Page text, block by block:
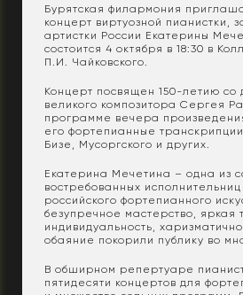
Бурятская филармония
концерт виртуозной пианистки,
артистки России Екатерины
состоится 4 октября в 18:30 в
П.И. Чайковского.
Концерт посвящен 150-летию со
великого композитора Сергея
программе вечера
его фортепианные
Бизе, Мусоргского и других.
Екатерина Мечетина – одна из
востребованных
российского фортепианного
безупречное мастерство, яркая
индивидуальность,
обаяние покорили публику во
В обширном репертуаре
пятидесяти концертов для